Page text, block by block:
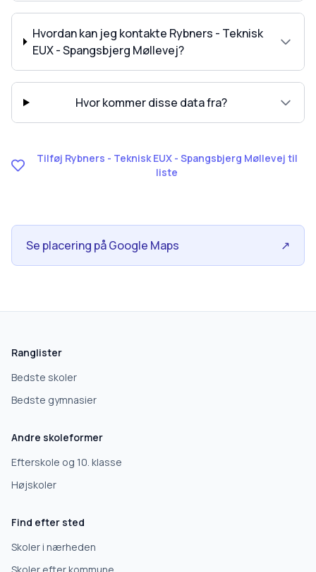
Hvordan kan jeg kontakte Rybners - Teknisk
EUX - Spangsbjerg Møllevej?
Hvor kommer disse data fra?
Tilføj Rybners - Teknisk EUX - Spangsbjerg Møllevej til
liste
Se placering på Google Maps ↗
Ranglister
Bedste skoler
Bedste gymnasier
Andre skoleformer
Efterskole og 10. klasse
Højskoler
Find efter sted
Skoler i nærheden